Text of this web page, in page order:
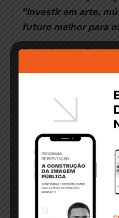
“Investir em arte,
futuro melhor para
Além disso, a
e Cidadania (FICC)
ampliar as
culturais e cívicos.
Educação
por
A dificuldade em